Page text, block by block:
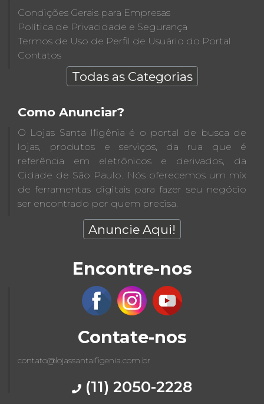
Condições Gerais para Empresas
Política de Privacidade e Segurança
Termos de Uso de Perfil de Usuário do Portal
Contatos
Todas as Categorias
Como Anunciar?
O Lojas Santa Ifigênia é o portal de busca de
lojas, produtos e serviços, da rua que é
referência em eletrônicos e derivados, da
Cidade de São Paulo. Nós oferecemos um míx
de ferramentas digitais para fazer seu negócio
ser encontrado por quem precisa.
Anuncie Aqui!
Encontre-nos
Contate-nos
contato@lojassantaifigenia.com.br
(11) 2050-2228